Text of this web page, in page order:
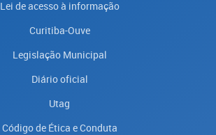
Lei de acesso à informação
Curitiba-Ouve
Legislação Municipal
Diário oficial
Utag
Código de Ética e Conduta